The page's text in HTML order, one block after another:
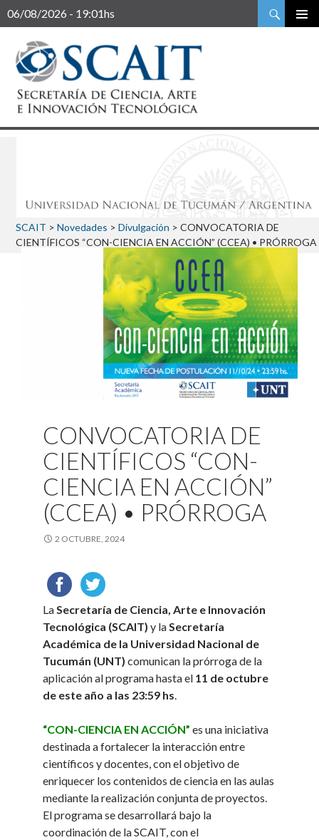
06/08/2026 - 19:01hs
Buscar
SCAIT > Novedades > Divulgación > CONVOCATORIA DE
CIENTÍFICOS “CON-CIENCIA EN ACCIÓN” (CCEA) • PRÓRROGA
CONVOCATORIA DE
CIENTÍFICOS “CON-
CIENCIA EN ACCIÓN”
(CCEA) • PRÓRROGA
2 OCTUBRE, 2024
LaSecretaría de Ciencia, Arte e Innovación
Tecnológica (SCAIT) y laSecretaría
Académica de la Universidad Nacional de
Tucumán (UNT) comunican la prórroga de la
aplicación al programa hasta el 11 de octubre
de este año a las 23:59 hs.
“CON-CIENCIA EN ACCIÓN” es una iniciativa
destinada a fortalecer la interacción entre
científicos y docentes, con el objetivo de
enriquecer los contenidos de ciencia en las aulas
mediante la realización conjunta de proyectos.
El programa se desarrollará bajo la
coordinación de la SCAIT, con el